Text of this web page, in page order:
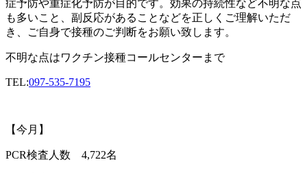
症予防や重症化予防が目的です。効果の持続性など不明な点
も多いこと、副反応があることなどを正しくご理解いただ
き、ご自身で接種のご判断をお願い致します。
不明な点はワクチン接種コールセンターまで
TEL:097-535-7195
【今月】
PCR検査人数 4,722名